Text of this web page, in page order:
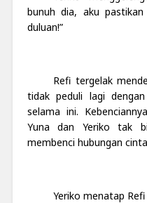
bunuh dia, aku
duluan!”
Refi tergelak
tidak peduli lagi
selama ini.
Yuna dan Yeriko tak
membenci hubungan
Yeriko menatap